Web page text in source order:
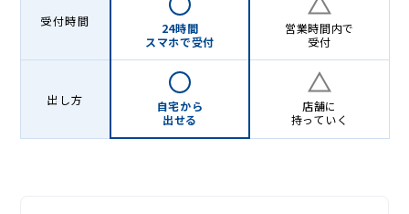
受付時間
24時間
スマホで受付
営業時間内で
受付
出し方
自宅から
出せる
店舗に
持っていく